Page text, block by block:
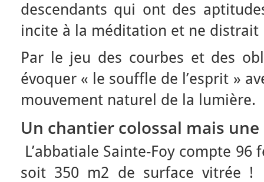
descendants qui ont des
incite à la méditation et ne distrait
Par le jeu des courbes et des
évoquer « le souffle de l’esprit »
mouvement naturel de la lumière.
Un chantier colossal mais
L’abbatiale Sainte-Foy compte
soit 350 m2 de surface vitrée !